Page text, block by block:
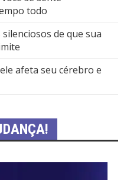
todo
de que sua
afeta seu cérebro e